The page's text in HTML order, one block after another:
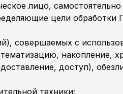
лицо,
цели
совершаемых с
накопление,
доступ),
техники;